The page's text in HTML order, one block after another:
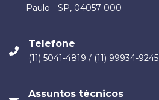
Paulo - SP, 04057-000
Telefone
(11) 5041-4819 / (11) 99934-9245
Assuntos técnicos